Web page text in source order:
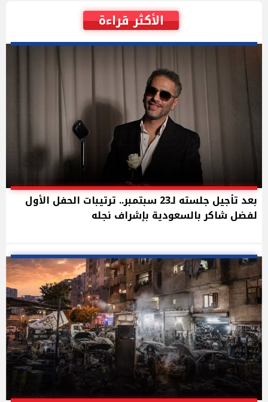
الأكثر قراءة
بعد تأجيل جلسته لـ23 سبتمبر.. ترتيبات الحفل الأول
لفضل شاكر بالسعودية بإشراف نجله